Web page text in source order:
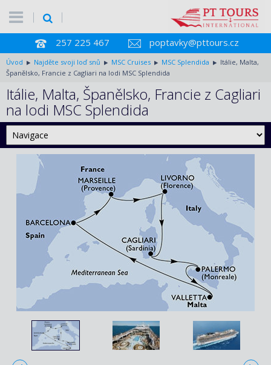
257 225 467 poptavky@pttours.cz
Úvod Najděte svoji loď snů MSC Cruises MSC Splendida
Itálie, Malta,
Španělsko, Francie z Cagliari na lodi MSC Splendida
Itálie, Malta, Španělsko, Francie z Cagliari
na lodi MSC Splendida